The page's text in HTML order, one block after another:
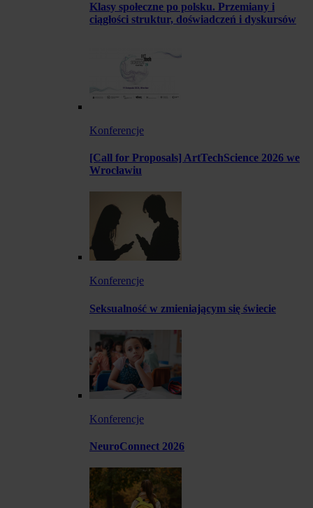
Klasy społeczne po polsku. Przemiany i
ciągłości struktur, doświadczeń i dyskursów
Konferencje
[Call for Proposals] ArtTechScience 2026 we
Wrocławiu
Konferencje
Seksualność w zmieniającym się świecie
Konferencje
NeuroConnect 2026